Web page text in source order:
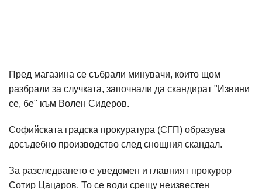
Пред магазина се събрали минувачи, които щом
разбрали за случката, започнали да скандират "Извини
се, бе" към Волен Сидеров.
Софийската градска прокуратура (СГП) образува
досъдебно производство след снощния скандал.
За разследването е уведомен и главният прокурор
Сотир Цацаров. То се води срещу неизвестен